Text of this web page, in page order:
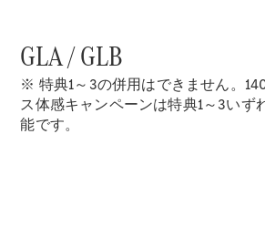
試乗リクエ
スト
オンライン
ショールー
GLA / GLB
※ 特典1～3の併用はできません。
ス体感キャンペーンは特典1～3いず
能です。